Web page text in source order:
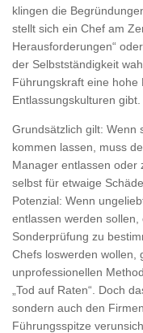
klingen die
stellt sich ein Chef am
Herausforderungen“
der Selbstständigkeit
Führungskraft eine hohe
Entlassungskulturen gibt.
Grundsätzlich gilt: Wenn
kommen lassen, muss
Manager entlassen oder
selbst für etwaige
Potenzial: Wenn
entlassen werden
Sonderprüfung zu
Chefs loswerden wollen,
unprofessionellen
„Tod auf Raten“. Doch
sondern auch den
Führungsspitze